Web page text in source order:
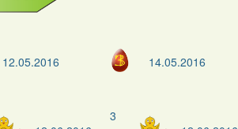
12.05.2016 14.05.2016
3